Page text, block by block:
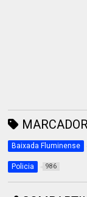
Baixada Fluminense
Policia 986